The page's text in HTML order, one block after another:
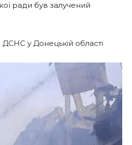
ради був залучений
у Донецькій області